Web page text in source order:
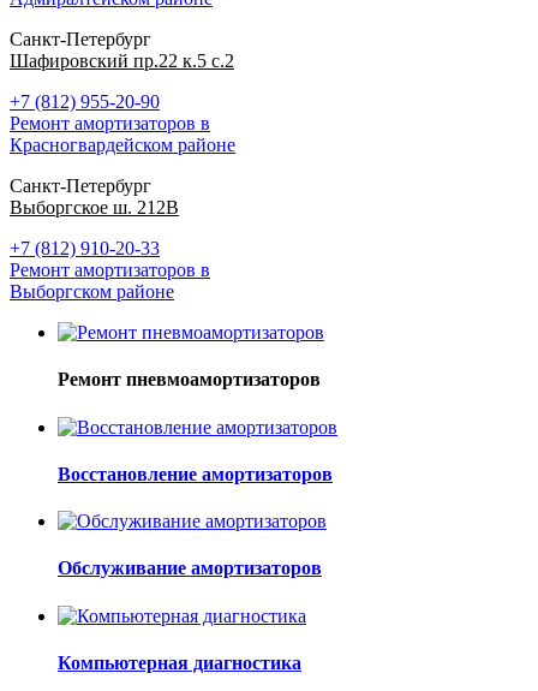
Санкт-Петербург
Шафировский пр.22 к.5 с.2
+7 (812) 955-20-90
Ремонт амортизаторов в
Красногвардейском районе
Санкт-Петербург
Выборгское ш. 212В
+7 (812) 910-20-33
Ремонт амортизаторов в
Выборгском районе
Ремонт пневмоамортизаторов
Восстановление амортизаторов
Обслуживание амортизаторов
Компьютерная диагностика